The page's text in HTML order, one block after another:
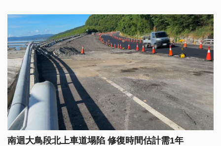
鍵。
南迴大鳥段北上車道塌陷 修復時間估計需1年